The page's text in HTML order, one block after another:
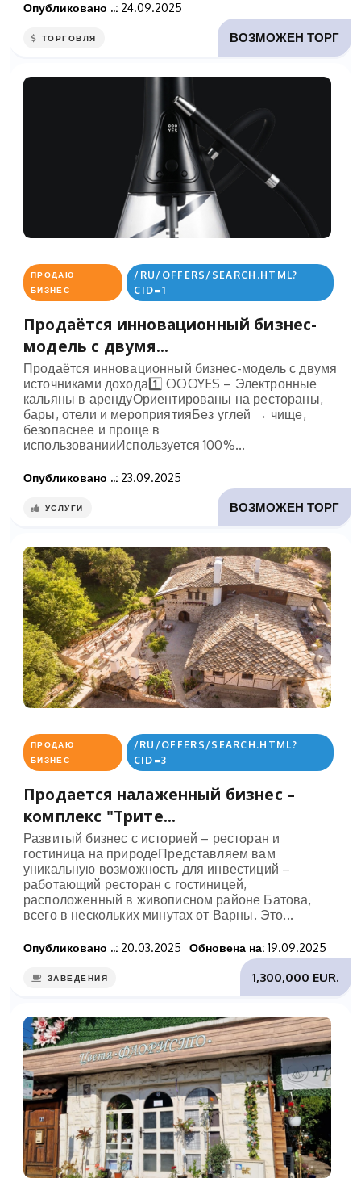
Опубликовано ..: 24.09.2025
ВОЗМОЖЕН ТОРГ
ТОРГОВЛЯ
ПРОДАЮ
БИЗНЕС
/RU/OFFERS/SEARCH.HTML?
CID=1
Продаётся инновационный бизнес-
модель с двумя...
Продаётся инновационный бизнес-модель с двумя
источниками дохода1️⃣ OOOYES – Электронные
кальяны в арендуОриентированы на рестораны,
бары, отели и мероприятияБез углей → чище,
безопаснее и проще в
использованииИспользуется 100%...
Опубликовано ..: 23.09.2025
ВОЗМОЖЕН ТОРГ
УСЛУГИ
ПРОДАЮ
БИЗНЕС
/RU/OFFERS/SEARCH.HTML?
CID=3
Продается налаженный бизнес –
комплекс "Трите...
Развитый бизнес с историей – ресторан и
гостиница на природеПредставляем вам
уникальную возможность для инвестиций –
работающий ресторан с гостиницей,
расположенный в живописном районе Батова,
всего в нескольких минутах от Варны. Это...
Опубликовано ..: 20.03.2025 Обновена на: 19.09.2025
1,300,000 EUR.
ЗАВЕДЕНИЯ